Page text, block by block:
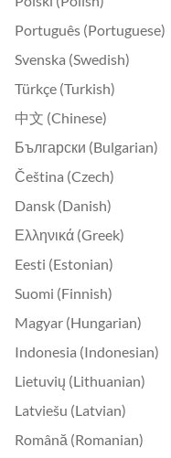
Português (Portuguese)
Svenska (Swedish)
Türkçe (Turkish)
中文 (Chinese)
Български (Bulgarian)
Čeština (Czech)
Dansk (Danish)
Ελληνικά (Greek)
Eesti (Estonian)
Suomi (Finnish)
Magyar (Hungarian)
Indonesia (Indonesian)
Lietuvių (Lithuanian)
Latviešu (Latvian)
Română (Romanian)